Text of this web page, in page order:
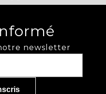
newsletter